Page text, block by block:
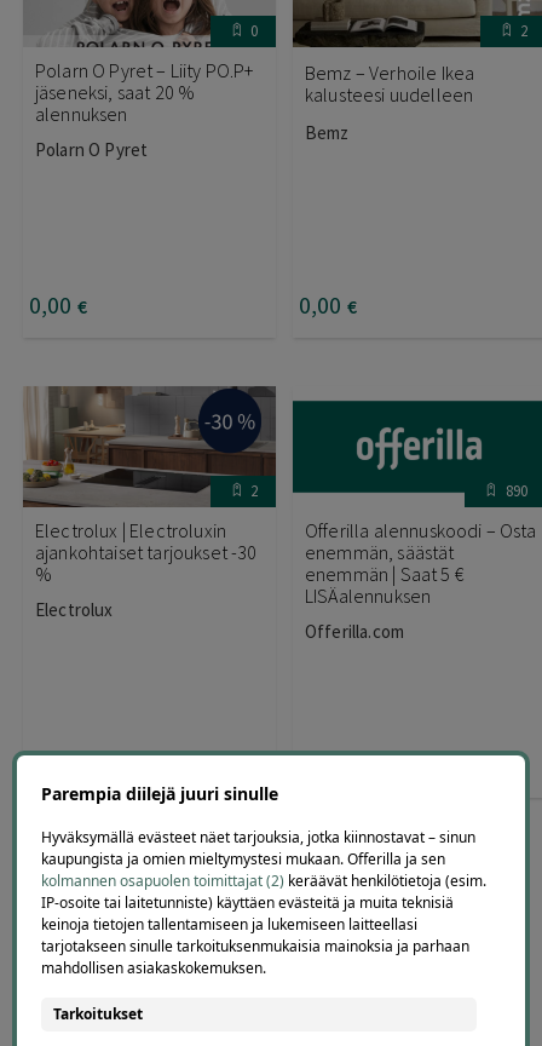
0
Polarn O Pyret – Liity PO.P+
jäseneksi, saat 20 %
alennuksen
Polarn O Pyret
0,00 €
2
Bemz – Verhoile Ikea
kalusteesi uudelleen
Bemz
0,00 €
2
Electrolux | Electroluxin
ajankohtaiset tarjoukset -30
%
Electrolux
0,00
890
Offerilla alennuskoodi – Osta
enemmän, säästät
enemmän | Saat 5 €
LISÄalennuksen
Offerilla.com
0,00
15
tavaroiden noutopalvelu
Parempia diilejä juuri sinulle
Hyväksymällä evästeet näet tarjouksia, jotka kiinnostavat – sinun
kaupungista ja omien mieltymystesi mukaan. Offerilla ja sen
kolmannen osapuolen toimittajat (2) keräävät henkilötietoja (esim.
IP-osoite tai laitetunniste) käyttäen evästeitä ja muita teknisiä
keinoja tietojen tallentamiseen ja lukemiseen laitteellasi
tarjotakseen sinulle tarkoituksenmukaisia mainoksia ja parhaan
mahdollisen asiakaskokemuksen.
Tarkoitukset